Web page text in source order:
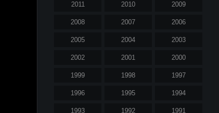
2011 2010 2009
2008 2007 2006
2005 2004 2003
2002 2001 2000
1999 1998 1997
1996 1995 1994
1993 1992 1991